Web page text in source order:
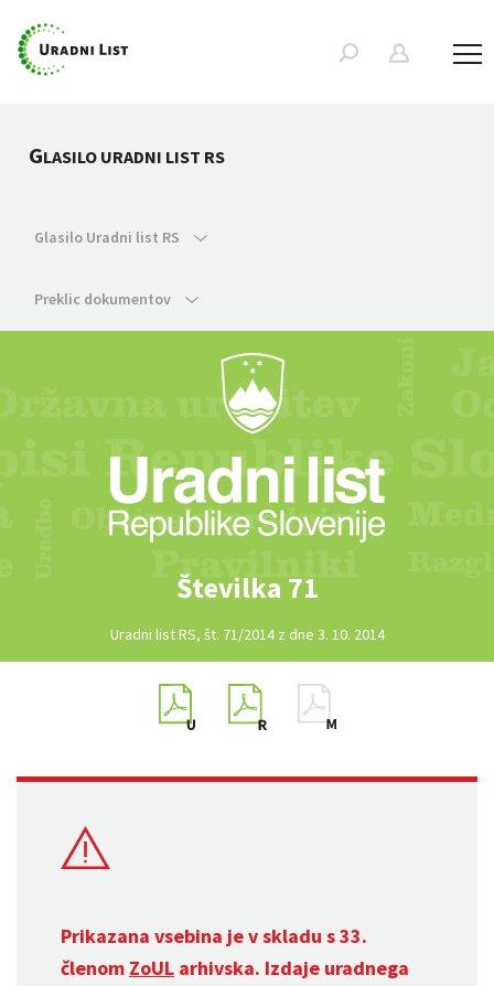
GLASILO URADNI LIST RS
Glasilo Uradni list RS
Preklic dokumentov
Številka 71
Uradni list RS, št. 71/2014 z dne 3. 10. 2014
Prikazana vsebina je v skladu s 33.
členom ZoUL arhivska. Izdaje uradnega